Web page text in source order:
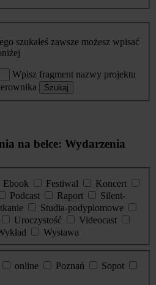
szukałeś zawsze możesz wpisać
Wpisz fragment nazwy projektu
Szukaj
na belce: Wydarzenia
Ebook Festiwal
Koncert
Podcast Raport
Silent-
Studia-podyplomowe
Uroczystość
Videocast
Wystawa
online Poznań
Sopot